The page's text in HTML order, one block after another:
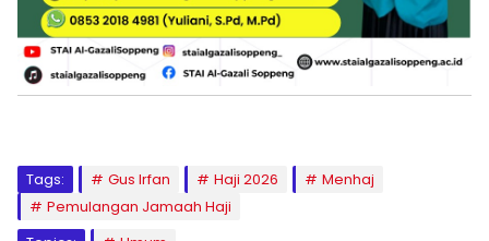
Tags: Gus Irfan Haji 2026
Menhaj
Pemulangan Jamaah Haji